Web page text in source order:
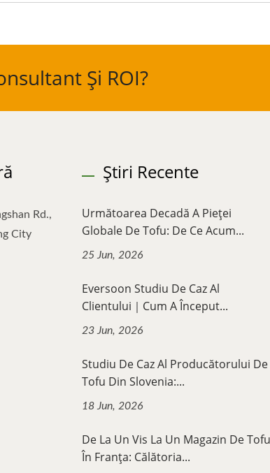
Și ROI?
Rd.,
City
Știri Recente
Următoarea Decadă A Pieței
Globale De Tofu: De Ce Acum...
25 Jun, 2026
Eversoon Studiu De Caz Al
Clientului｜Cum A Început...
23 Jun, 2026
Studiu De Caz Al Producătorului De
Tofu Din Slovenia:...
18 Jun, 2026
De La Un Vis La Un Magazin De Tofu
În Franța: Călătoria...